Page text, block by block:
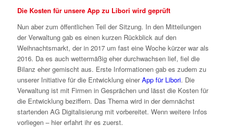
Die Kosten für unsere App zu Libori wird geprüft
Nun aber zum öffentlichen Teil der Sitzung. In den Mitteilungen
der Verwaltung gab es einen kurzen Rückblick auf den
Weihnachtsmarkt, der in 2017 um fast eine Woche kürzer war als
2016. Da es auch wettermäßig eher durchwachsen lief, fiel die
Bilanz eher gemischt aus. Erste Informationen gab es zudem zu
unserer Initiative für die Entwicklung einerApp für Libori. Die
Verwaltung ist mit Firmen in Gesprächen und lässt die Kosten für
die Entwicklung beziffern. Das Thema wird in der demnächst
startenden AG Digitalisierung mit vorbereitet. Wenn weitere Infos
vorliegen – hier erfahrt ihr es zuerst.